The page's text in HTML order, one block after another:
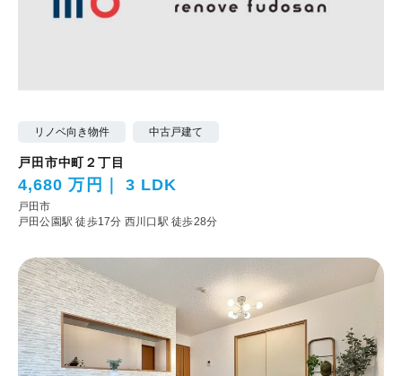
リノベ向き物件 中古戸建て
戸田市中町２丁目
4,680 万円 3 LDK
戸田市
戸田公園駅 徒歩17分 西川口駅 徒歩28分